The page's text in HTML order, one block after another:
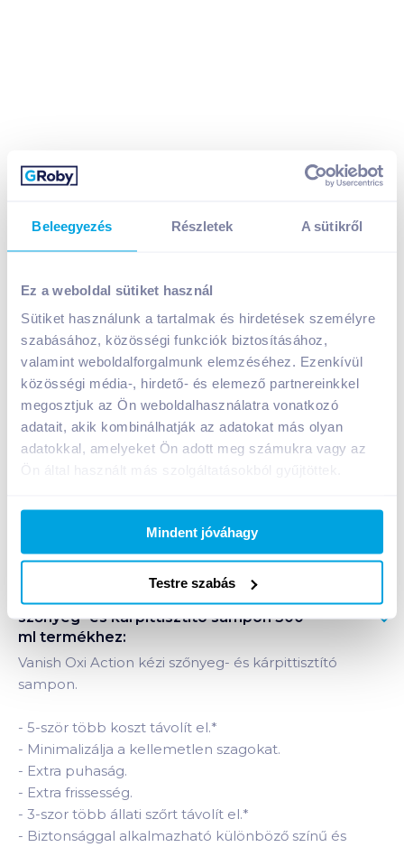
Beleegyezés Részletek A sütikről
Ez a weboldal sütiket használ
Sütiket használunk a tartalmak és hirdetések személyre
szabásához, közösségi funkciók biztosításához,
valamint weboldalforgalmunk elemzéséhez. Ezenkívül
közösségi média-, hirdető- és elemező partnereinkkel
megosztjuk az Ön weboldalhasználatra vonatkozó
adatait, akik kombinálhatják az adatokat más olyan
adatokkal, amelyeket Ön adott meg számukra vagy az
Mindent jóváhagy
Testre szabás
Vanish Oxi Action kézi szőnyeg- és kárpittisztító
1 790 Ft /
Nettó eladási ár: 1 409Ft /db(27% áfa)
KosárbaKosárba
1 karton = 12 db
+1 karton a kosárba
Bevásárlólistához adom
Termékleírás a(z)
szőnyeg- és kárpittisztító sampon 500
ml termékhez:
Vanish Oxi Action kézi szőnyeg- és kárpittisztító
sampon.
- 5-ször több koszt távolít el.*
- Minimalizálja a kellemetlen szagokat.
- Extra puhaság.
- Extra frissesség.
- 3-szor több állati szőrt távolít el.*
- Biztonsággal alkalmazható különböző színű és